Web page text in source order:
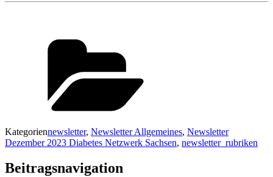
Kategoriennewsletter, Newsletter Allgemeines, Newsletter
Dezember 2023 Diabetes Netzwerk Sachsen, newsletter_rubriken
Beitragsnavigation